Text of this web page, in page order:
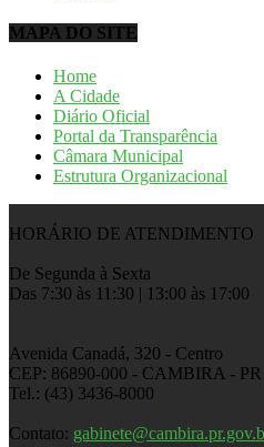
MAPA DO SITE
Home
A Cidade
Diário Oficial
Portal da Transparência
Câmara Municipal
Estrutura Organizacional
HORÁRIO DE ATENDIMENTO
De Segunda à Sexta
Das 7:30 às 11:30 | 13:00 às 17:00
Avenida Canadá, 320 - Centro
CEP: 86890-000 - CAMBIRA - PR
Tel.: (43) 3436-8000
Contato: